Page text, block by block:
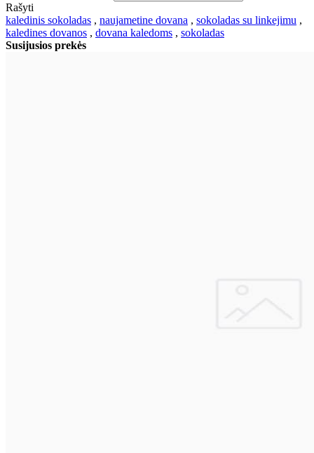
Rašyti
kaledinis sokoladas , naujametine dovana , sokoladas su linkejimu ,
kaledines dovanos , dovana kaledoms , sokoladas
Susijusios prekės